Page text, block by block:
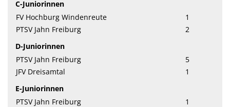
C-Juniorinnen
FV Hochburg Windenreute
1
PTSV Jahn Freiburg
2
D-Juniorinnen
PTSV Jahn Freiburg
5
JFV Dreisamtal
1
E-Juniorinnen
PTSV Jahn Freiburg
1